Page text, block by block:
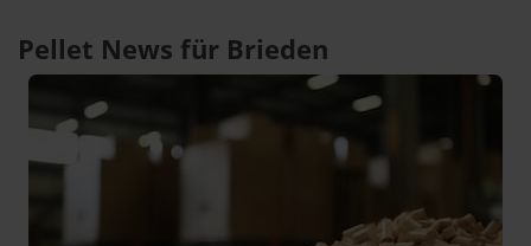
Pellet News für Brieden